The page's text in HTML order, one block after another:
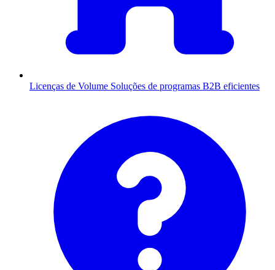
Licenças de Volume Soluções de programas B2B eficientes